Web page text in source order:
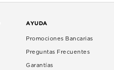
AYUDA
Promociones Bancarias
Preguntas Frecuentes
Garantías